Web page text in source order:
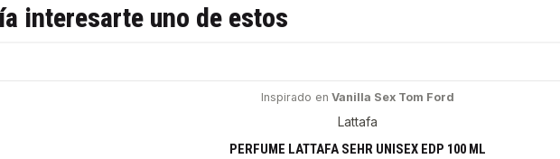
interesarte uno de estos
Inspirado en Vanilla Sex Tom Ford
Lattafa
PERFUME LATTAFA SEHR UNISEX EDP 100 ML